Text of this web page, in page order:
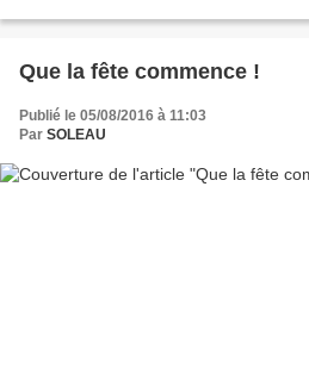
Que la fête commence !
Publié le 05/08/2016 à 11:03
Par SOLEAU